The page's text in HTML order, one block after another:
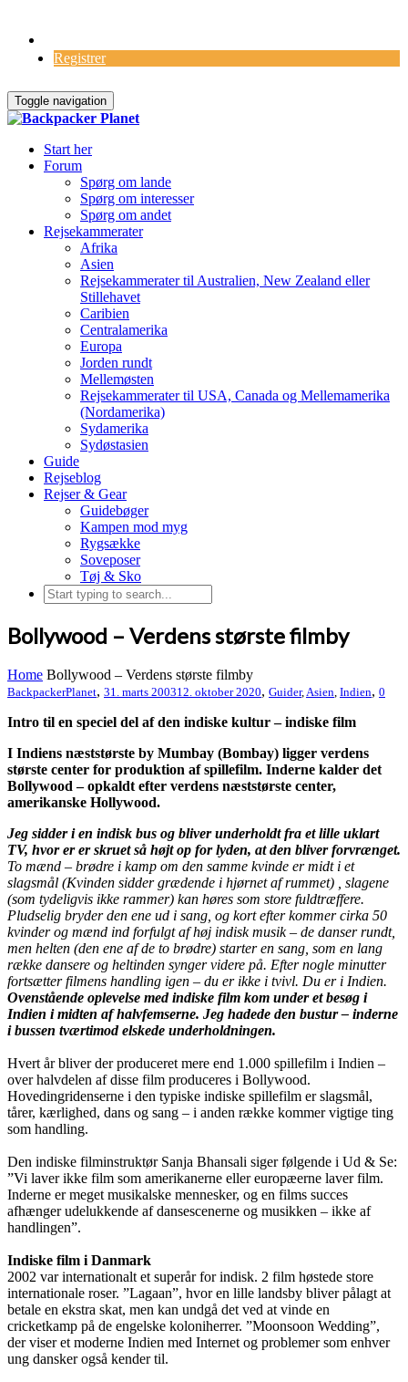
Registrer
Toggle navigation
Start her
Forum
Spørg om lande
Spørg om interesser
Spørg om andet
Rejsekammerater
Afrika
Asien
Rejsekammerater til Australien, New Zealand eller
Stillehavet
Caribien
Centralamerika
Europa
Jorden rundt
Mellemøsten
Rejsekammerater til USA, Canada og Mellemamerika
(Nordamerika)
Sydamerika
Sydøstasien
Guide
Rejseblog
Rejser & Gear
Guidebøger
Kampen mod myg
Rygsække
Soveposer
Tøj & Sko
Bollywood – Verdens største filmby
Home Bollywood – Verdens største filmby
BackpackerPlanet, 31. marts 200312. oktober 2020, Guider, Asien Indien, 0
Intro til en speciel del af den indiske kultur – indiske film
I Indiens næststørste by Mumbay (Bombay) ligger verdens
største center for produktion af spillefilm. Inderne kalder det
Bollywood – opkaldt efter verdens næststørste center,
amerikanske Hollywood.
Jeg sidder i en indisk bus og bliver underholdt fra et lille uklart
TV, hvor er er skruet så højt op for lyden, at den bliver forvrænget.
To mænd – brødre i kamp om den samme kvinde er midt i et
slagsmål (Kvinden sidder grædende i hjørnet af rummet) , slagene
(som tydeligvis ikke rammer) kan høres som store fuldtræffere.
Pludselig bryder den ene ud i sang, og kort efter kommer cirka 50
kvinder og mænd ind forfulgt af høj indisk musik – de danser rundt,
men helten (den ene af de to brødre) starter en sang, som en lang
række dansere og heltinden synger videre på. Efter nogle minutter
fortsætter filmens handling igen – du er ikke i tvivl. Du er i Indien.
Ovenstående oplevelse med indiske film kom under et besøg i
Indien i midten af halvfemserne. Jeg hadede den bustur – inderne
i bussen tværtimod elskede underholdningen.
Hvert år bliver der produceret mere end 1.000 spillefilm i Indien –
over halvdelen af disse film produceres i Bollywood.
Hovedingridenserne i den typiske indiske spillefilm er slagsmål,
tårer, kærlighed, dans og sang – i anden række kommer vigtige ting
som handling.
Den indiske filminstruktør Sanja Bhansali siger følgende i Ud & Se:
”Vi laver ikke film som amerikanerne eller europæerne laver film.
Inderne er meget musikalske mennesker, og en films succes
afhænger udelukkende af dansescenerne og musikken – ikke af
handlingen”.
Indiske film i Danmark
2002 var internationalt et superår for indisk. 2 film høstede store
internationale roser. ”Lagaan”, hvor en lille landsby bliver pålagt at
betale en ekstra skat, men kan undgå det ved at vinde en
cricketkamp på de engelske koloniherrer. ”Moonsoon Wedding”,
der viser et moderne Indien med Internet og problemer som enhver
ung dansker også kender til.